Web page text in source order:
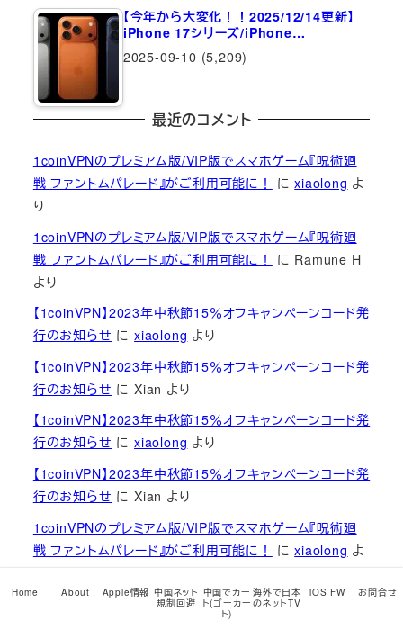
【今年から大変化！！2025/12/14更新】
iPhone 17シリーズ/iPhone…
2025-09-10 (5,209)
最近のコメント
1coinVPNのプレミアム版/VIP版でスマホゲーム『呪術廻
戦 ファントムパレード』がご利用可能に！
にxiaolong よ
り
1coinVPNのプレミアム版/VIP版でスマホゲーム『呪術廻
戦 ファントムパレード』がご利用可能に！
に Ramune H
より
【1coinVPN】2023年中秋節15％オフキャンペーンコード発
行のお知らせ にxiaolong より
【1coinVPN】2023年中秋節15％オフキャンペーンコード発
行のお知らせ にXian より
【1coinVPN】2023年中秋節15％オフキャンペーンコード発
行のお知らせ にxiaolong より
【1coinVPN】2023年中秋節15％オフキャンペーンコード発
行のお知らせ にXian より
1coinVPNのプレミアム版/VIP版でスマホゲーム『呪術廻
戦 ファントムパレード』がご利用可能に！
にxiaolong よ
1coinVPNのプレミアム版/VIP版でスマホゲーム『呪術廻
Home About Apple情報 中国ネット
規制回避
中国でカー
ト(ゴーカー
ト)
海外で日本
のネットTV
iOS FW お問合せ